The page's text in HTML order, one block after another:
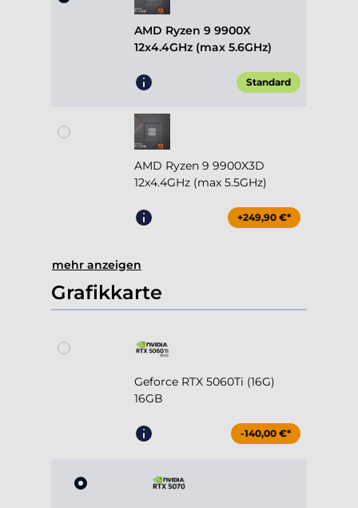
AMD Ryzen 9 9900X
12x4.4GHz (max 5.6GHz)
Standard
AMD Ryzen 9 9900X3D
12x4.4GHz (max 5.5GHz)
+249,90 €*
mehr anzeigen
Grafikkarte
Geforce RTX 5060Ti (16G)
16GB
-140,00 €*